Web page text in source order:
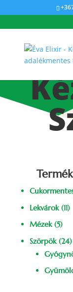
Lekvárok (11)
Mézek (5)
Szörpök (24)